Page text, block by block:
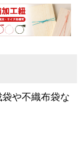
や不織布袋な